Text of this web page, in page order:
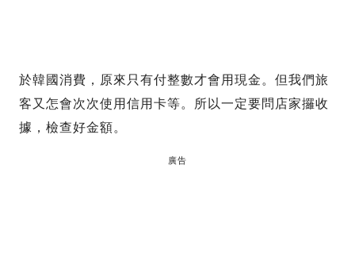
於韓國消費，原來只有付整數才會用現金。但我們旅
客又怎會次次使用信用卡等。所以一定要問店家攞收
據，檢查好金額。
廣告